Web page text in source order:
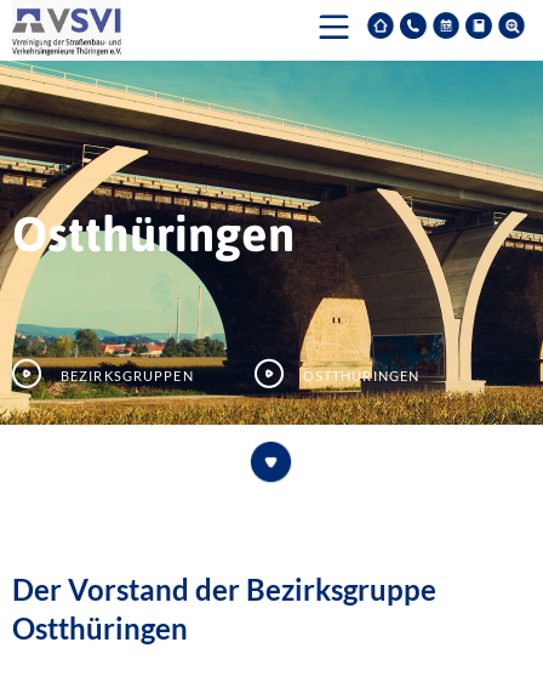
Ostthüringen
Bezirksgruppen Ostthüringen
Der Vorstand der Bezirksgruppe
Ostthüringen